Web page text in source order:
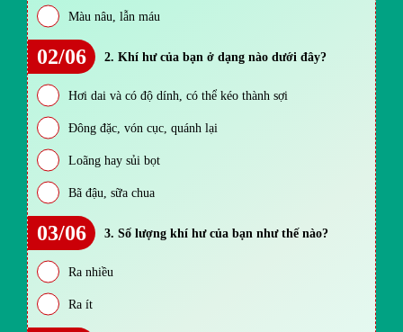
Màu nâu, lẫn máu
02/06 2. Khí hư của bạn ở dạng nào dưới đây?
Hơi dai và có độ dính, có thể kéo thành sợi
Đông đặc, vón cục, quánh lại
Loãng hay sủi bọt
Bã đậu, sữa chua
03/06 3. Số lượng khí hư của bạn như thế nào?
Ra nhiều
Ra ít